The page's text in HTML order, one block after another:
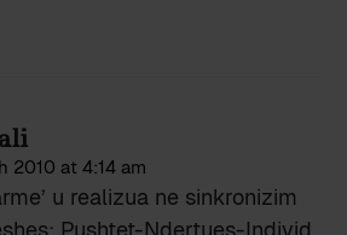
2010 at 4:14 am
u realizua ne sinkronizim